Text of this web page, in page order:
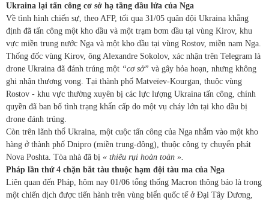
Ukraina lại tấn công cơ sở hạ tầng dầu lửa của Nga
Về tình hình chiến sự, theo AFP, tối qua 31/05 quân đội Ukraina khẳng
định đã tấn công một kho dầu và một trạm bơm dầu tại vùng Kirov, khu
vực miền trung nước Nga và một kho dầu tại vùng Rostov, miền nam Nga.
Thống đốc vùng Kirov, ông Alexandre Sokolov, xác nhận trên Telegram là
drone Ukraina đã đánh trúng một “cơ sở” và gây hỏa hoạn, nhưng không
ghi nhận thương vong. Tại thành phố Matveïev-Kourgan, thuộc vùng
Rostov - khu vực thường xuyên bị các lực lượng Ukraina tấn công, chính
quyền đã ban bố tình trạng khẩn cấp do một vụ cháy lớn tại kho dầu bị
drone đánh trúng.
Còn trên lãnh thổ Ukraina, một cuộc tấn công của Nga nhắm vào một kho
hàng ở thành phố Dnipro (miền trung-đông), thuộc công ty chuyển phát
Nova Poshta. Tòa nhà đã bị « thiêu rụi hoàn toàn ».
Pháp lần thứ 4 chặn bắt tàu thuộc hạm đội tàu ma của Nga
Liên quan đến Pháp, hôm nay 01/06 tổng thống Macron thông báo là trong
một chiến dịch được tiến hành trên vùng biển quốc tế ở Đại Tây Dương,